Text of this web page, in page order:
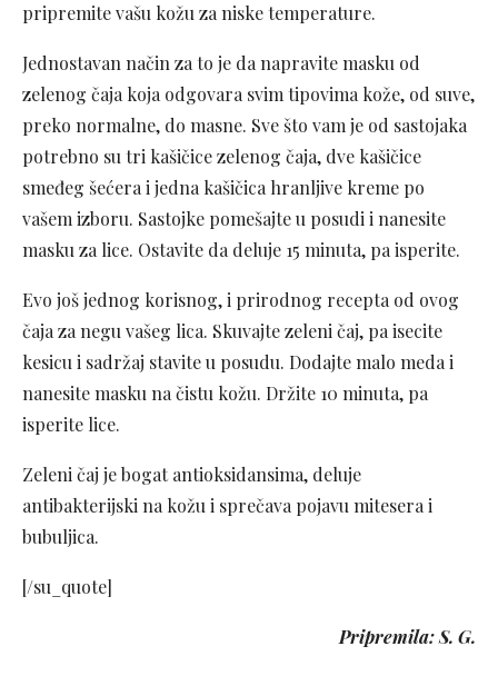
pripremite vašu kožu za niske temperature.
Jednostavan način za to je da napravite masku od
zelenog čaja koja odgovara svim tipovima kože, od suve,
preko normalne, do masne. Sve što vam je od sastojaka
potrebno su tri kašičice zelenog čaja, dve kašičice
smeđeg šećera i jedna kašičica hranljive kreme po
vašem izboru. Sastojke pomešajte u posudi i nanesite
masku za lice. Ostavite da deluje 15 minuta, pa isperite.
Evo još jednog korisnog, i prirodnog recepta od ovog
čaja za negu vašeg lica. Skuvajte zeleni čaj, pa isecite
kesicu i sadržaj stavite u posudu. Dodajte malo meda i
nanesite masku na čistu kožu. Držite 10 minuta, pa
isperite lice.
Zeleni čaj je bogat antioksidansima, deluje
antibakterijski na kožu i sprečava pojavu mitesera i
bubuljica.
[/su_quote]
Pripremila: S. G.